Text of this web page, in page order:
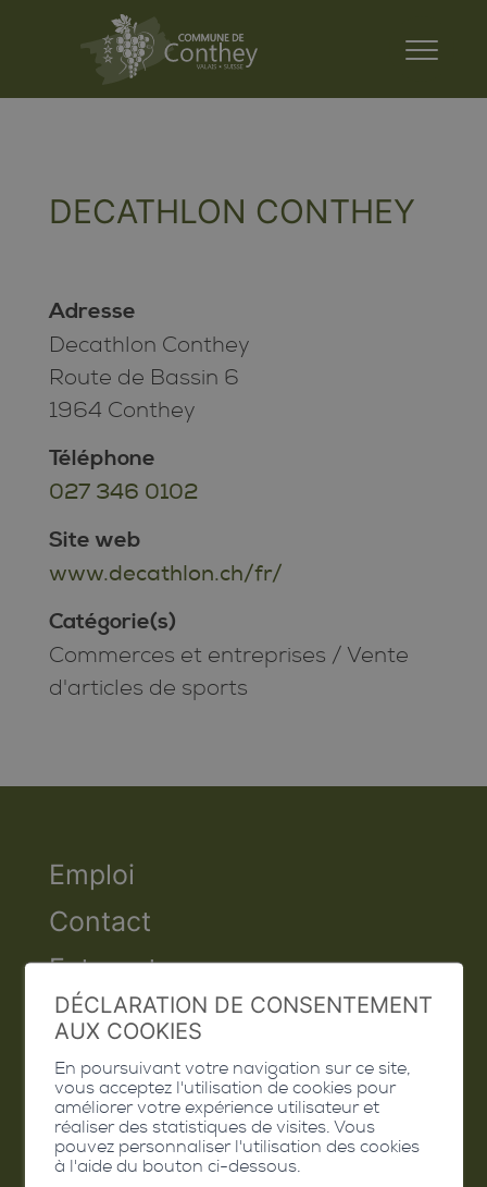
DECATHLON CONTHEY
Adresse
Decathlon Conthey
Route de Bassin 6
1964 Conthey
Téléphone
027 346 0102
Site web
www.decathlon.ch/fr/
Catégorie(s)
Commerces et entreprises / Vente
d'articles de sports
Emploi
Contact
Extranet
Valais Excellence
Commune de Conthey
Route de Savoie 54
DÉCLARATION DE CONSENTEMENT
AUX COOKIES
En poursuivant votre navigation sur ce site,
vous acceptez l'utilisation de cookies pour
améliorer votre expérience utilisateur et
réaliser des statistiques de visites. Vous
pouvez personnaliser l'utilisation des cookies
à l'aide du bouton ci-dessous.